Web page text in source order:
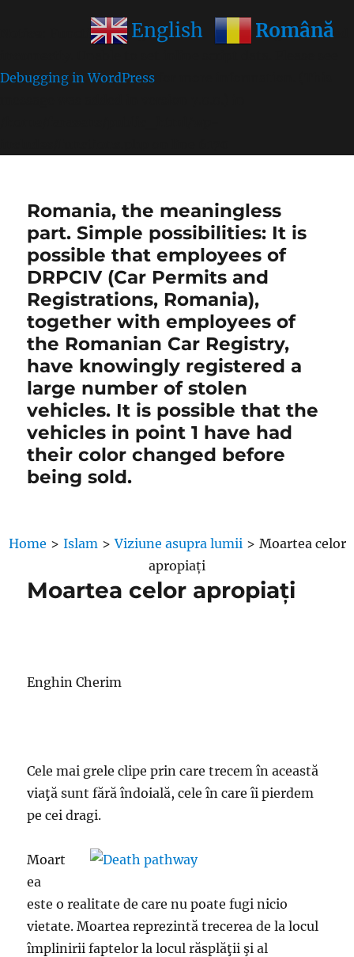
: Function wp_get_inline_script_tag was called
Debugging in WordPress
Romania, the meaningless
part. Simple possibilities: It is
possible that employees of
DRPCIV (Car Permits and
Registrations, Romania),
together with employees of
the Romanian Car Registry,
have knowingly registered a
large number of stolen
vehicles. It is possible that the
vehicles in point 1 have had
their color changed before
being sold.
Home > Islam > Viziune asupra lumii > Moartea celor
apropiați
Moartea celor apropiați
Enghin Cherim
Cele mai grele clipe prin care trecem în această
viaţă sunt fără îndoială, cele în care îi pierdem
pe cei dragi.
Moart
ea
este o realitate de care nu poate fugi nicio
vietate. Moartea reprezintă trecerea de la locul
împlinirii faptelor la locul răsplăţii şi al
English Română